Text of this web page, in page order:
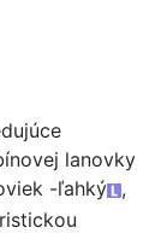
lanovky
-ľahký
,